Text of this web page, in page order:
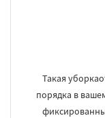
Такая
порядка в